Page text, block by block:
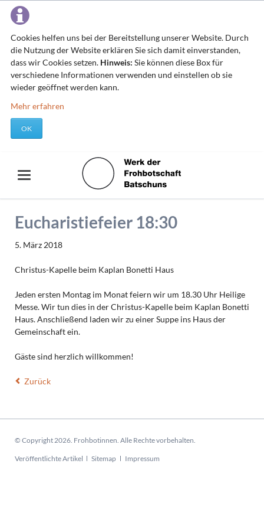
Cookies helfen uns bei der Bereitstellung unserer Website. Durch
die Nutzung der Website erklären Sie sich damit einverstanden,
dass wir Cookies setzen. Hinweis: Sie können diese Box für
verschiedene Informationen verwenden und einstellen ob sie
wieder geöffnet werden kann.
Mehr erfahren
OK
Eucharistiefeier 18:30
5. März 2018
Christus-Kapelle beim Kaplan Bonetti Haus
Jeden ersten Montag im Monat feiern wir um 18.30 Uhr Heilige
Messe. Wir tun dies in der Christus-Kapelle beim Kaplan Bonetti
Haus. Anschließend laden wir zu einer Suppe ins Haus der
Gemeinschaft ein.
Gäste sind herzlich willkommen!
Zurück
© Copyright 2026. Frohbotinnen. Alle Rechte vorbehalten.
Navigation
Veröffentlichte Artikel Sitemap Impressum